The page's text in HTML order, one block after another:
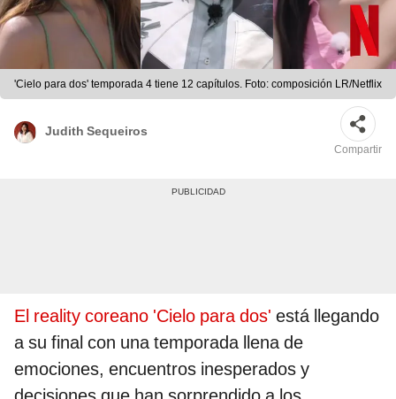
'Cielo para dos' temporada 4 tiene 12 capítulos. Foto: composición LR/Netflix
Judith Sequeiros
Compartir
El reality coreano 'Cielo para dos' está llegando
a su final con una temporada llena de
emociones, encuentros inesperados y